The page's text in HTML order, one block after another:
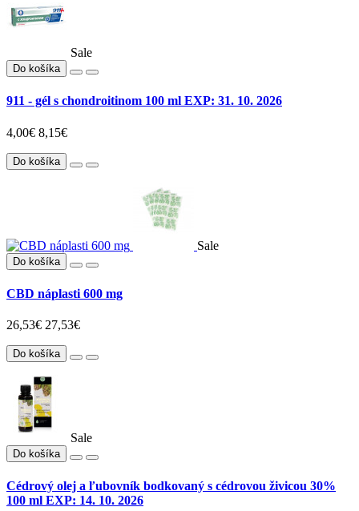
Sale
Do košíka
911 - gél s chondroitinom 100 ml EXP: 31. 10. 2026
4,00€ 8,15€
Do košíka
Sale
Do košíka
CBD náplasti 600 mg
26,53€ 27,53€
Do košíka
Sale
Do košíka
Cédrový olej a ľubovník bodkovaný s cédrovou živicou 30%
100 ml EXP: 14. 10. 2026